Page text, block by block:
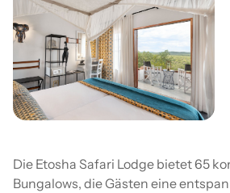
Die Etosha Safari Lodge bietet 65
Bungalows, die Gästen eine